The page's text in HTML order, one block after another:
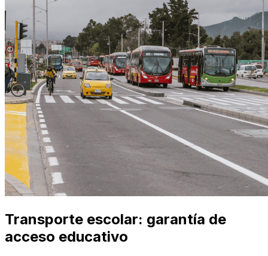
Transporte escolar: garantía de
acceso educativo